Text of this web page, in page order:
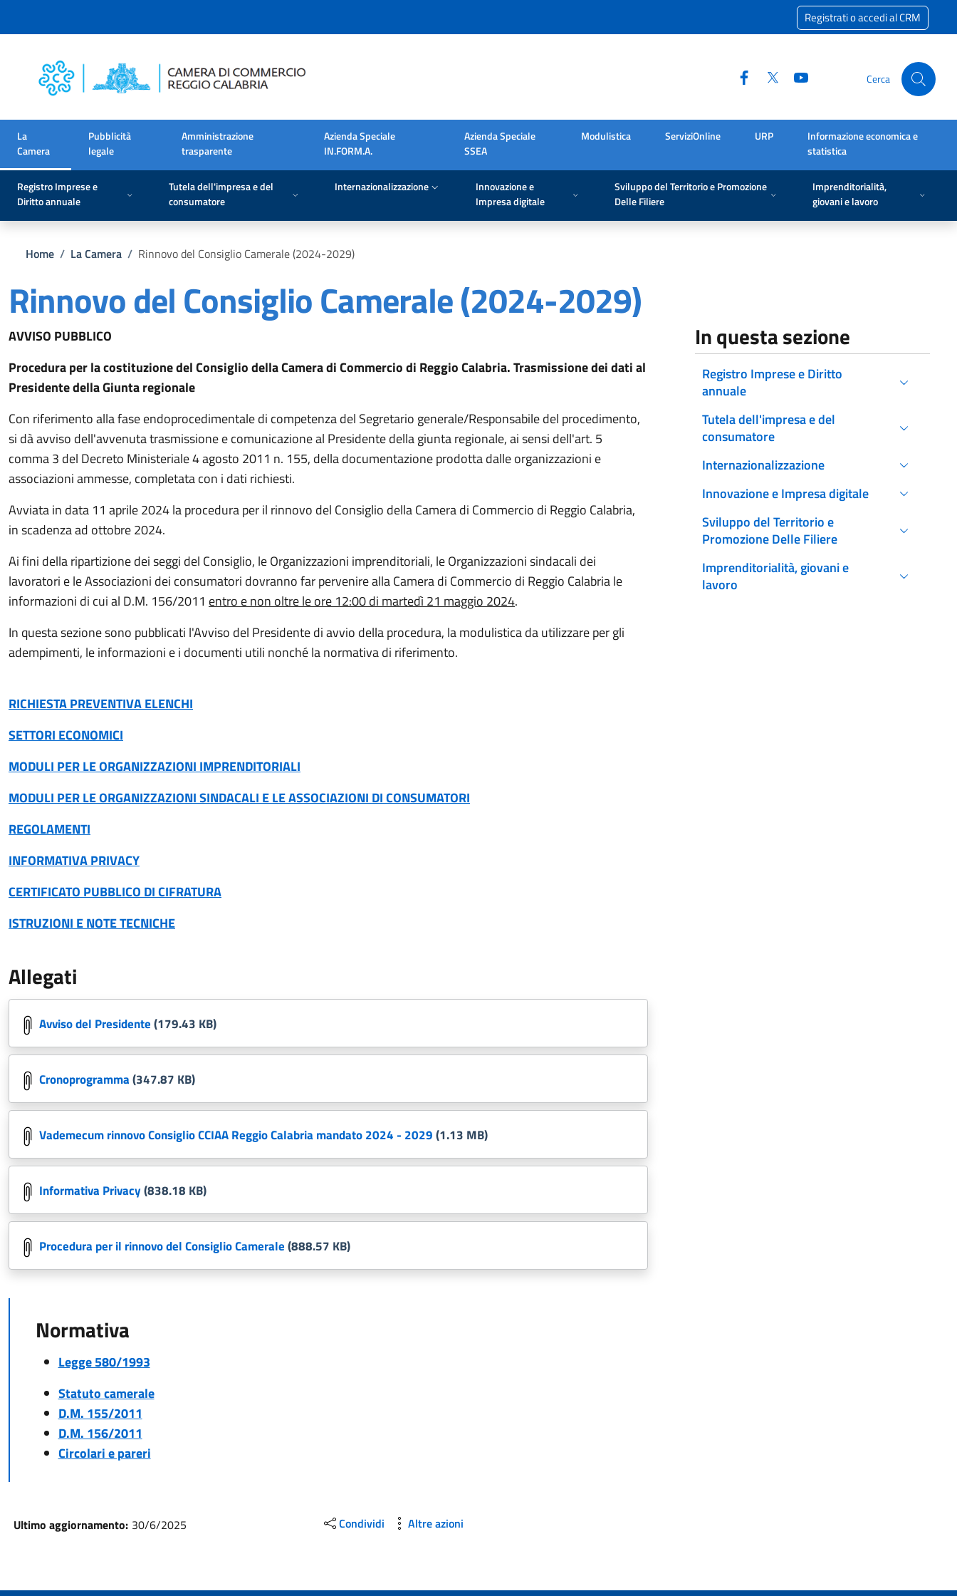
Registrati o accedi al CRM
Cerca
La
Camera
Pubblicità
legale
Amministrazione
trasparente
Azienda Speciale
IN.FORM.A.
Azienda Speciale
SSEA
Modulistica ServiziOnline URP
Informazione economica e
statistica
Registro Imprese e
Diritto annuale
Tutela dell'impresa e del
consumatore
Internazionalizzazione
Innovazione e
Impresa digitale
Sviluppo del Territorio e Promozione
Delle Filiere
Imprenditorialità,
giovani e lavoro
Briciole di pane
Home / La Camera / Rinnovo del Consiglio Camerale (2024-2029)
Rinnovo del Consiglio Camerale (2024-2029)
AVVISO PUBBLICO
Procedura per la costituzione del Consiglio della Camera di Commercio di Reggio Calabria. Trasmissione dei dati al
Presidente della Giunta regionale
Con riferimento alla fase endoprocedimentale di competenza del Segretario generale/Responsabile del procedimento,
si dà avviso dell'avvenuta trasmissione e comunicazione al Presidente della giunta regionale, ai sensi dell'art. 5
comma 3 del Decreto Ministeriale 4 agosto 2011 n. 155, della documentazione prodotta dalle organizzazioni e
associazioni ammesse, completata con i dati richiesti.
Avviata in data 11 aprile 2024 la procedura per il rinnovo del Consiglio della Camera di Commercio di Reggio Calabria,
in scadenza ad ottobre 2024.
Ai fini della ripartizione dei seggi del Consiglio, le Organizzazioni imprenditoriali, le Organizzazioni sindacali dei
lavoratori e le Associazioni dei consumatori dovranno far pervenire alla Camera di Commercio di Reggio Calabria le
informazioni di cui al D.M. 156/2011 entro e non oltre le ore 12:00 di martedì 21 maggio 2024.
In questa sezione sono pubblicati l'Avviso del Presidente di avvio della procedura, la modulistica da utilizzare per gli
adempimenti, le informazioni e i documenti utili nonché la normativa di riferimento.
RICHIESTA PREVENTIVA ELENCHI
SETTORI ECONOMICI
MODULI PER LE ORGANIZZAZIONI IMPRENDITORIALI
MODULI PER LE ORGANIZZAZIONI SINDACALI E LE ASSOCIAZIONI DI CONSUMATORI
REGOLAMENTI
INFORMATIVA PRIVACY
CERTIFICATO PUBBLICO DI CIFRATURA
ISTRUZIONI E NOTE TECNICHE
Allegati
Avviso del Presidente(179.43 KB)
Cronoprogramma(347.87 KB)
Vademecum rinnovo Consiglio CCIAA Reggio Calabria mandato 2024 - 2029(1.13 MB)
Informativa Privacy(838.18 KB)
Procedura per il rinnovo del Consiglio Camerale(888.57 KB)
Normativa
Legge 580/1993
Statuto camerale
D.M. 155/2011
D.M. 156/2011
Circolari e pareri
In questa sezione
Registro Imprese e Diritto
annuale
Tutela dell'impresa e del
consumatore
Internazionalizzazione
Innovazione e Impresa digitale
Sviluppo del Territorio e
Promozione Delle Filiere
Imprenditorialità, giovani e
lavoro
Ultimo aggiornamento: 30/6/2025 Condividi Altre azioni